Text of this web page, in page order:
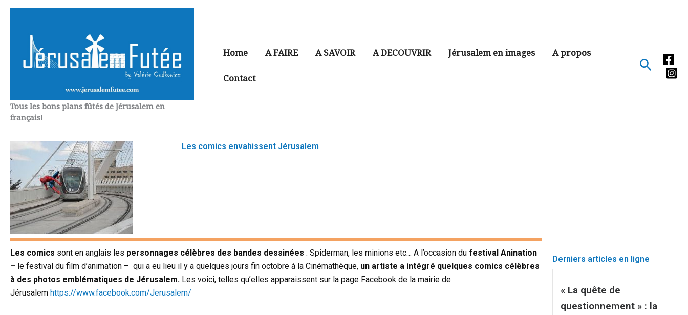
Aller
contenu
Tous les bons plans fûtés de Jérusalem en
français!
Home A FAIRE A SAVOIR A DECOUVRIR Jérusalem en images A propos
Contact
Les comics envahissent Jérusalem
Les comics sont en anglais les personnages célèbres des bandes dessinées : Spiderman, les minions etc… A l’occasion du festival Anination
– le festival du film d’animation – qui a eu lieu il y a quelques jours fin octobre à la Cinémathèque, un artiste a intégré quelques comics célèbres
à des photos emblématiques de Jérusalem. Les voici, telles qu’elles apparaissent sur la page Facebook de la mairie de
Jérusalem https://www.facebook.com/Jerusalem/
Derniers articles en ligne
« La quête de
questionnement » : la